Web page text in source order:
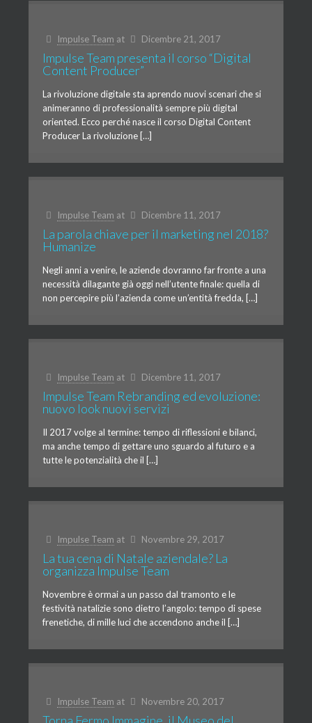
Impulse Team at Dicembre 21, 2017
Impulse Team presenta il corso “Digital
Content Producer”
La rivoluzione digitale sta aprendo nuovi scenari che si
animeranno di professionalità sempre più digital
oriented. Ecco perché nasce il corso Digital Content
Producer La rivoluzione […]
Impulse Team at Dicembre 11, 2017
La parola chiave per il marketing nel 2018?
Humanize
Negli anni a venire, le aziende dovranno far fronte a una
necessità dilagante già oggi nell’utente finale: quella di
non percepire più l’azienda come un’entità fredda, […]
Impulse Team at Dicembre 11, 2017
Impulse Team Rebranding ed evoluzione:
nuovo look nuovi servizi
Il 2017 volge al termine: tempo di riflessioni e bilanci,
ma anche tempo di gettare uno sguardo al futuro e a
tutte le potenzialità che il […]
Impulse Team at Novembre 29, 2017
La tua cena di Natale aziendale? La
organizza Impulse Team
Novembre è ormai a un passo dal tramonto e le
festività natalizie sono dietro l’angolo: tempo di spese
frenetiche, di mille luci che accendono anche il […]
Impulse Team at Novembre 20, 2017